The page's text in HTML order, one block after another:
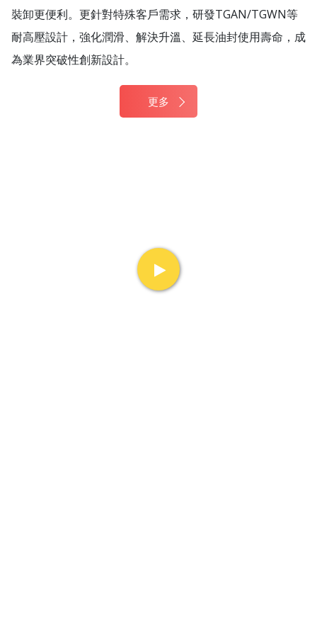
裝卸更便利。更針對特殊客戶需求，研發TGAN/TGWN等
耐高壓設計，強化潤滑、解決升溫、延長油封使用壽命，成
為業界突破性創新設計。
更多